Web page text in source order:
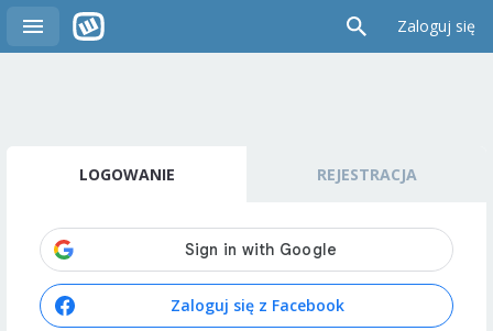
Zaloguj się
LOGOWANIE REJESTRACJA
Zaloguj się z Facebook